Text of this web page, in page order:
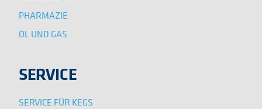
PHARMAZIE
ÖL UND GAS
SERVICE
SERVICE FÜR KEGS